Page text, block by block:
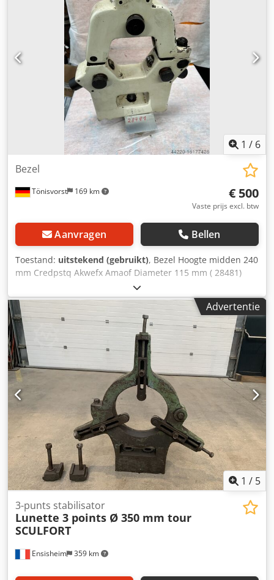
1 / 6
Tönisvorst 169 km
Bezel
€ 500
Vaste prijs excl. btw
Aanvragen Bellen
Toestand: uitstekend (gebruikt), Bezel Hoogte midden 240
mm Credpstq Akwefx Amaof Diameter 115 mm ( 28481)
Advertentie
1 / 5
Ensisheim 359 km
3-punts stabilisator
Lunette 3 points Ø 350 mm tour
SCULFORT